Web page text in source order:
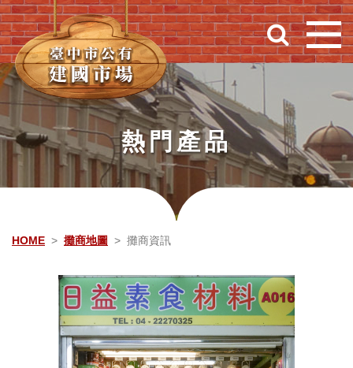
跳到主要內容
熱門產品
HOME 攤商地圖 攤商資訊